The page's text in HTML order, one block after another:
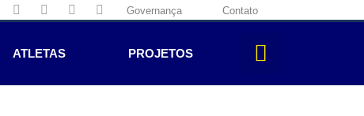
Governança Contato
ATLETAS PROJETOS